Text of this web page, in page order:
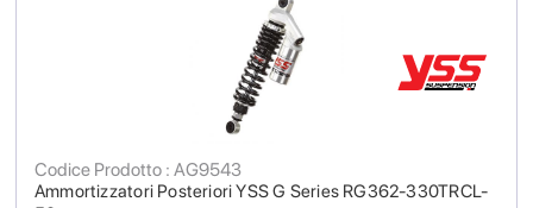
Ammortizzatori Posteriori YSS G Series RG362-330TRCL-
Codice Prodotto : AG9543